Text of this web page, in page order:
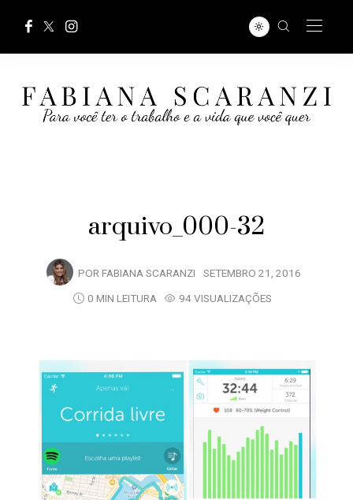
arquivo_000-32
POR FABIANA SCARANZI SETEMBRO 21, 2016
0 MIN LEITURA
94 VISUALIZAÇÕES